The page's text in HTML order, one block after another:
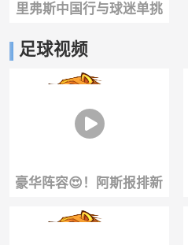
里弗斯中国行与球迷单挑
互动！
足球视频
豪华阵容😍！阿斯报排新
赛季皇马首发